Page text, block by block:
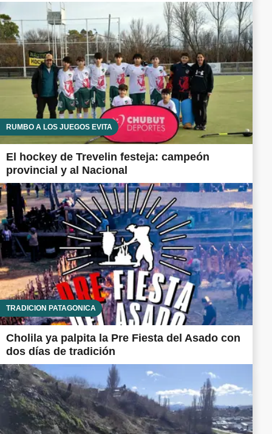
RUMBO A LOS JUEGOS EVITA
El hockey de Trevelin festeja: campeón
provincial y al Nacional
TRADICIÓN PATAGÓNICA
Cholila ya palpita la Pre Fiesta del Asado con
dos días de tradición